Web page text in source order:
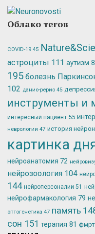
Облако тегов
COVID-19 45
астроциты 111 аутизм
195 болезнь
102 данио-рерио 45
инструменты и
интересный пациент 55
неврологии 47 история
картинка
нейроанатомия 72
нейрозоология 104
144 нейроперсоналии 51
нейрофармакология 79
оптогенетика 47 память
сон 151 терапия 81 фмрт